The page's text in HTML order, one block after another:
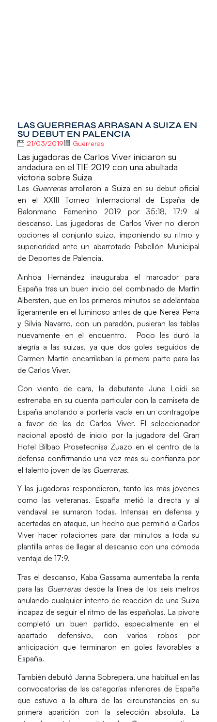
LAS GUERRERAS ARRASAN A SUIZA EN
SU DEBUT EN PALENCIA
21/03/2019 Guerreras
Las jugadoras de Carlos Viver iniciaron su
andadura en el TIE 2019 con una abultada
victoria sobre Suiza
Las Guerreras arrollaron a Suizaen su debut oficial
en elXXIII Torneo Internacional de España de
Balonmano Femenino 2019 por 35:18, 17:9 al
descanso. Las jugadoras de Carlos Viver no dieron
opciones al conjunto suizo, imponiendo su ritmo y
superioridad ante un abarrotado Pabellón Municipal
de Deportes de Palencia.
Ainhoa Hernández inauguraba el marcador para
España tras un buen inicio del combinado de Martin
Albersten, que en los primeros minutos se adelantaba
ligeramente en el luminoso antes de que Nerea Pena
y Silvia Navarro, con un paradón, pusieran las tablas
nuevamente en el encuentro. Poco les duró la
alegría a las suizas, ya que dos goles seguidos de
Carmen Martín encarrilaban la primera parte para las
de Carlos Viver.
Con viento de cara, la debutante June Loidi se
estrenaba en su cuenta particular con la camiseta de
España anotando a portería vacía en un contragolpe
a favor de las deCarlos Viver. El seleccionador
nacional apostó de inicio por la jugadora del Gran
Hotel Bilbao Prosetecnisa Zuazo en el centro de la
defensa confirmando una vez más su confianza por
el talento joven de las Guerreras.
Y las jugadoras respondieron, tanto las más jóvenes
como las veteranas. España metió la directa y al
vendaval se sumaron todas. Intensas en defensa y
acertadas en ataque, un hecho que permitió a Carlos
Viver hacer rotaciones para dar minutos a toda su
plantilla antes de llegar al descanso con una cómoda
ventaja de 17:9.
Tras el descanso, Kaba Gassama aumentaba la renta
para las Guerreras desde la línea de los seis metros
anulando cualquier intento de reacción de una Suiza
incapaz de seguir el ritmo de las españolas. La pivote
completó un buen partido, especialmente en el
apartado defensivo, con varios robos por
anticipación que terminaron en goles favorables a
España.
También debutó Janna Sobrepera, una habitual en las
convocatorias de las categorías inferiores de España
que estuvo a la altura de las circunstancias en su
primera aparición con la selección absoluta. La